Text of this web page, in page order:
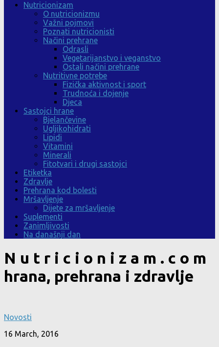
Nutricionizam
O nutricionizmu
Važni pojmovi
Poznati nutricionisti
Načini prehrane
Odrasli
Vegetarijanstvo i veganstvo
Ostali načini prehrane
Nutritivne potrebe
Fizička aktivnost i sport
Trudnoća i dojenje
Djeca
Sastojci hrane
Bjelančevine
Ugljikohidrati
Lipidi
Vitamini
Minerali
Fitotvari i drugi sastojci
Etiketka
Zdravlje
Prehrana kod bolesti
Mršavljenje
Dijete za mršavljenje
Suplementi
Zanimljivosti
Na današnji dan
N u t r i c i o n i z a m . c o m
hrana, prehrana i zdravlje
Novosti
16 March, 2016